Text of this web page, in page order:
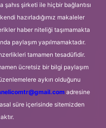
şirketi ile hiçbir bağlantısı
hazırladığımız makaleler
haber niteliği taşımamakta
paylaşım yapılmamaktadır.
tamamen tesadüfidir.
ücretsiz bir bilgi paylaşım
aykırı olduğunu
adresine
süre içerisinde sitemizden